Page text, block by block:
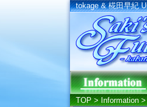
tokage & 椛田早紀
TOP>Information